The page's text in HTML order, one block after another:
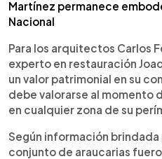
Martínez permanece
Nacional
Para los arquitectos Carlos
experto en restauración
un valor patrimonial en su
debe valorarse al momento
en cualquier zona de su
Según información
conjunto de araucarias